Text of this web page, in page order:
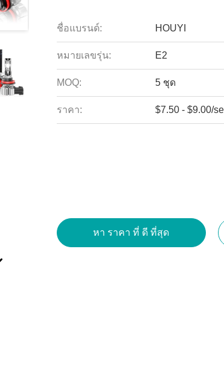
ชื่อแบรนด์: HOUYI
หมายเลขรุ่น: E2
MOQ: 5 ชุด
ราคา: $7.50 - $9.00/
หา ราคา ที่ ดี ที่สุด